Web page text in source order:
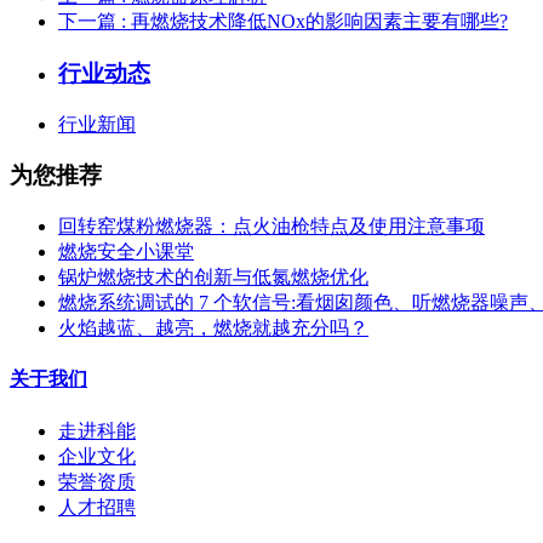
下一篇 : 再燃烧技术降低NOx的影响因素主要有哪些?
行业动态
行业新闻
为您推荐
回转窑煤粉燃烧器：点火油枪特点及使用注意事项
燃烧安全小课堂
锅炉燃烧技术的创新与低氮燃烧优化
燃烧系统调试的 7 个软信号:看烟囱颜色、听燃烧器噪声
火焰越蓝、越亮，燃烧就越充分吗？
关于我们
走进科能
企业文化
荣誉资质
人才招聘